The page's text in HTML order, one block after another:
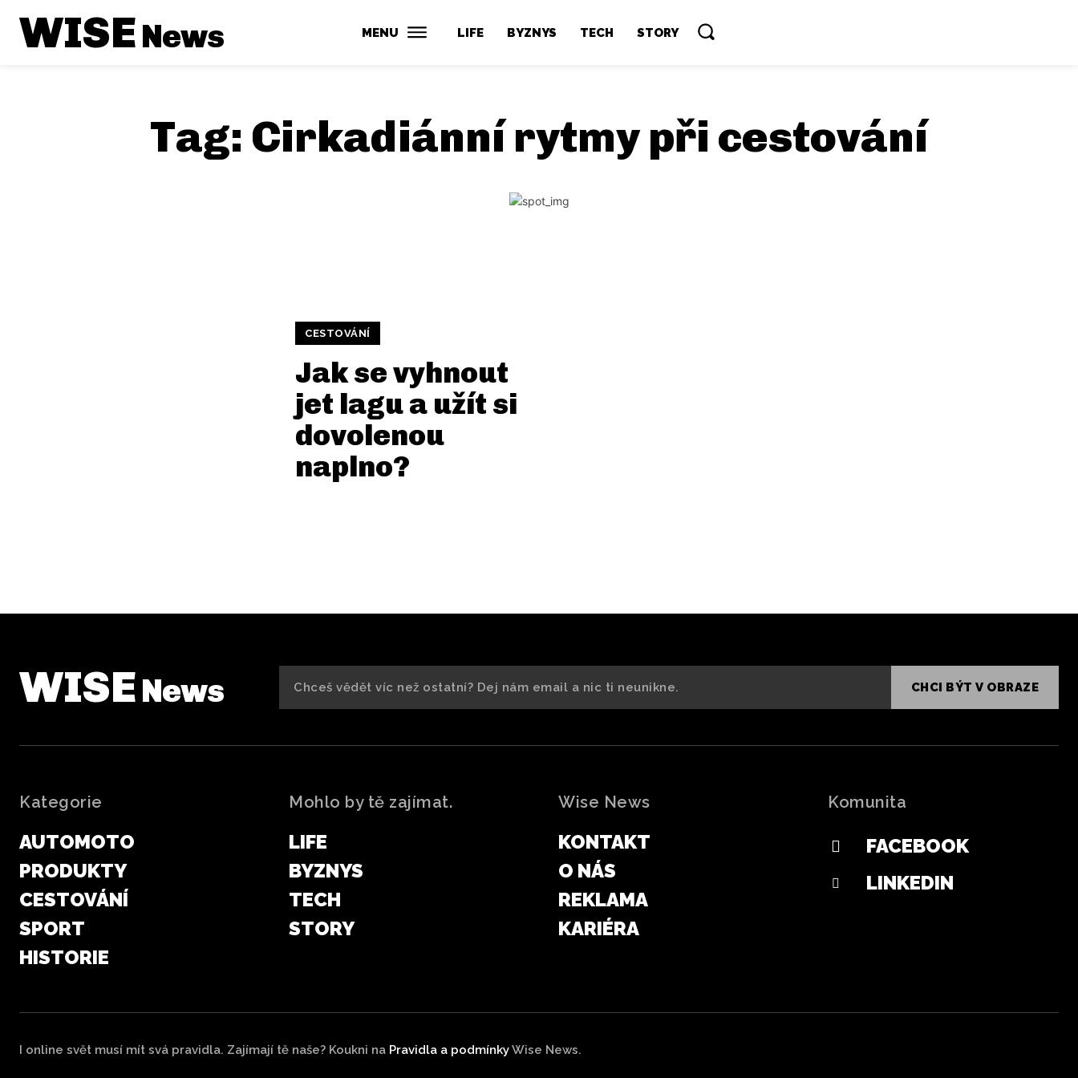
WISENews MENU LIFE BYZNYS TECH STORY
Tag: Cirkadiánní rytmy při cestování
CESTOVÁNÍ
Jak se vyhnout
jet lagu a užít si
dovolenou
naplno?
WISENews CHCI BÝT V OBRAZE
Kategorie
AUTOMOTO
PRODUKTY
CESTOVÁNÍ
SPORT
HISTORIE
Mohlo by tě zajímat.
LIFE
BYZNYS
TECH
STORY
Wise News
KONTAKT
O NÁS
REKLAMA
KARIÉRA
Komunita
FACEBOOK
LINKEDIN
I online svět musí mít svá pravidla. Zajímají tě naše? Koukni na Pravidla a podmínkyWise News.